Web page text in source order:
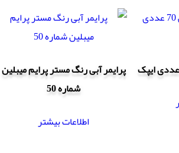
پرایمر آبی رنگ مستر پرایم میبلین
شماره 50
اطلاعات بیشتر